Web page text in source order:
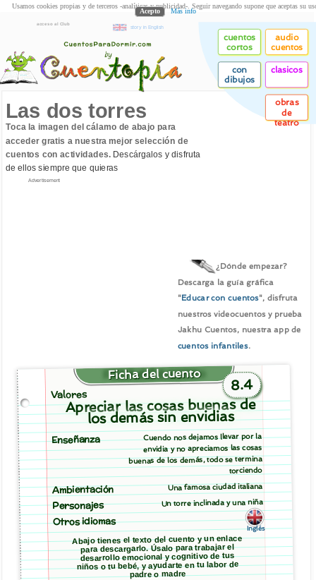
acceso al Club
story in English
cuentos
cortos
audio
cuentos
con
dibujos
clasicos
obras
de
teatro
Las dos torres
Toca la imagen del cálamo de abajo para
acceder gratis a nuestra mejor selección de
cuentos con actividades.Descárgalos y disfruta
de ellos siempre que quieras
Advertisement
¿Dónde empezar?
Descarga la guía gráfica
"Educar con cuentos", disfruta
nuestros videocuentos y prueba
Jakhu Cuentos, nuestra app de
cuentos infantiles.
Ficha del cuento
8.4
Valores
Apreciar las cosas buenas de
los demás sin envidias
Enseñanza Cuendo nos dejamos llevar por la
envidia y no apreciamos las cosas
buenas de los demás, todo se termina
torciendo
Ambientación Una famosa ciudad italiana
Personajes Un torre inclinada y una niña
Otros idiomas
Inglés
Abajo tienes el texto del cuento y un enlace
para descargarlo. Úsalo para trabajar el
desarrollo emocional y cognitivo de tus
niños o tu bebé, y ayudarte en tu labor de
padre o madre
Usamos cookies propias y de terceros -analíticas y publicidad-. Seguir navegando supone que aceptas su
Acepto Más info